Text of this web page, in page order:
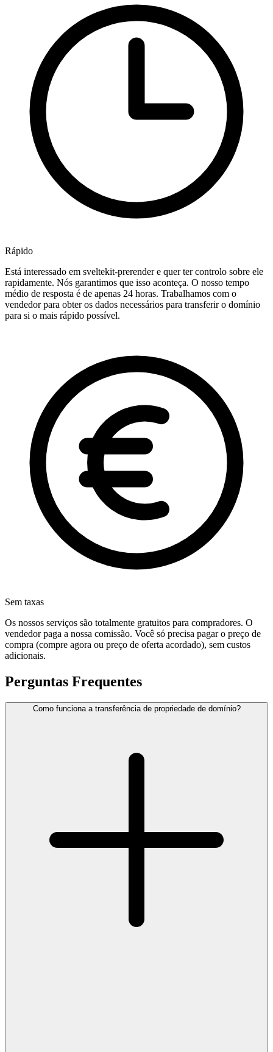
Rápido
Está interessado em sveltekit-prerender e quer ter controlo sobre ele
rapidamente. Nós garantimos que isso aconteça. O nosso tempo
médio de resposta é de apenas 24 horas. Trabalhamos com o
vendedor para obter os dados necessários para transferir o domínio
para si o mais rápido possível.
Sem taxas
Os nossos serviços são totalmente gratuitos para compradores. O
vendedor paga a nossa comissão. Você só precisa pagar o preço de
compra (compre agora ou preço de oferta acordado), sem custos
adicionais.
Perguntas Frequentes
Como funciona a transferência de propriedade de domínio?